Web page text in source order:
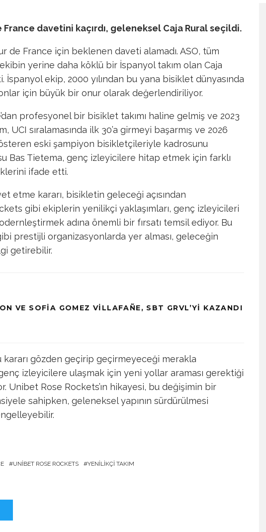
davetini kaçırdı, geleneksel Caja Rural seçildi.
de France için beklenen daveti alamadı. ASO, tüm
yerine daha köklü bir İspanyol takım olan Caja
İspanyol ekip, 2000 yılından bu yana bisiklet dünyasında
için büyük bir onur olarak değerlendiriliyor.
profesyonel bir bisiklet takımı haline gelmiş ve 2023
UCI sıralamasında ilk 30’a girmeyi başarmış ve 2026
eski şampiyon bisikletçileriyle kadrosunu
Bas Tietema, genç izleyicilere hitap etmek için farklı
ifade etti.
etme kararı, bisikletin geleceği açısından
gibi ekiplerin yenilikçi yaklaşımları, genç izleyicileri
adına önemli bir fırsatı temsil ediyor. Bu
prestijli organizasyonlarda yer alması, geleceğin
getirebilir.
VE SOFIA GOMEZ VILLAFAÑE, SBT GRVL’YI KAZANDI
kararı gözden geçirip geçirmeyeceği merakla
izleyicilere ulaşmak için yeni yollar araması gerektiği
Unibet Rose Rockets’ın hikayesi, bu değişimin bir
sahipken, geleneksel yapının sürdürülmesi
UNIBET ROSE ROCKETS YENILIKÇI TAKIM